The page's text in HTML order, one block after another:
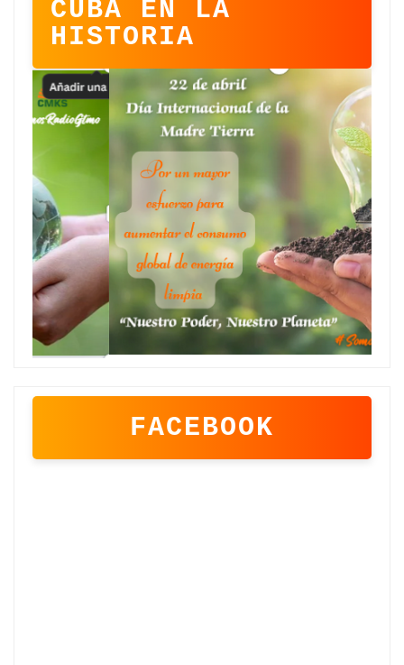
CUBA EN LA
HISTORIA
FACEBOOK